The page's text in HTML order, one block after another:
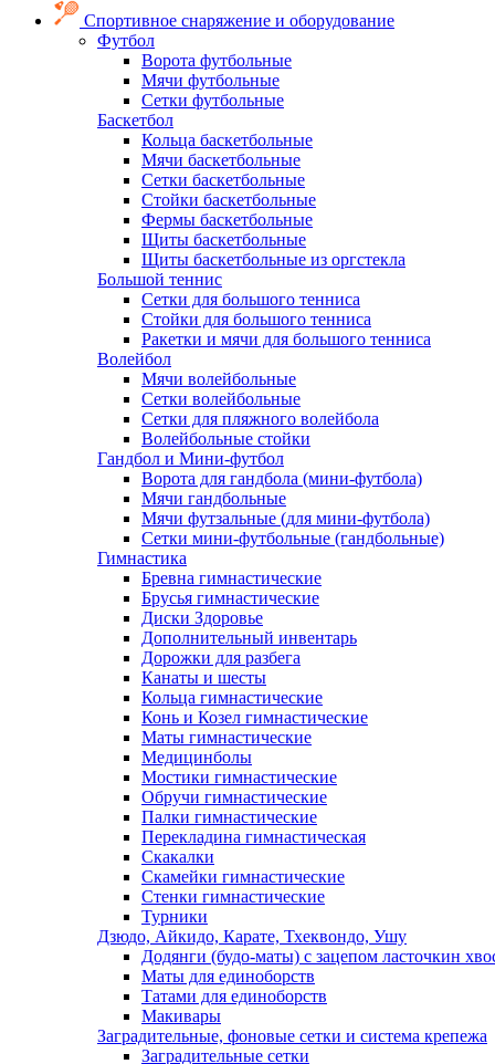
Спортивное снаряжение и оборудование
Футбол
Ворота футбольные
Мячи футбольные
Сетки футбольные
Баскетбол
Кольца баскетбольные
Мячи баскетбольные
Сетки баскетбольные
Стойки баскетбольные
Фермы баскетбольные
Щиты баскетбольные
Щиты баскетбольные из оргстекла
Большой теннис
Сетки для большого тенниса
Стойки для большого тенниса
Ракетки и мячи для большого тенниса
Волейбол
Мячи волейбольные
Сетки волейбольные
Сетки для пляжного волейбола
Волейбольные стойки
Гандбол и Мини-футбол
Ворота для гандбола (мини-футбола)
Мячи гандбольные
Мячи футзальные (для мини-футбола)
Сетки мини-футбольные (гандбольные)
Гимнастика
Бревна гимнастические
Брусья гимнастические
Диски Здоровье
Дополнительный инвентарь
Дорожки для разбега
Канаты и шесты
Кольца гимнастические
Конь и Козел гимнастические
Маты гимнастические
Медицинболы
Мостики гимнастические
Обручи гимнастические
Палки гимнастические
Перекладина гимнастическая
Скакалки
Скамейки гимнастические
Стенки гимнастические
Турники
Дзюдо, Айкидо, Карате, Тхеквондо, Ушу
Додянги (будо-маты) с зацепом ласточкин
Маты для единоборств
Татами для единоборств
Макивары
Заградительные, фоновые сетки и система крепежа
Заградительные сетки